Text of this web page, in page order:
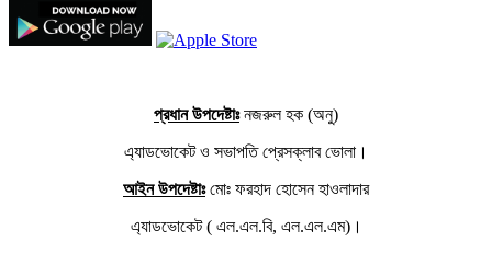
প্রধান উপদেষ্টাঃনজরুল হক (অনু)
এ্যাডভোকেট ও সভাপতি প্রেসক্লাব ভোলা।
আইন উপদেষ্টাঃমোঃ ফরহাদ হোসেন হাওলাদার
এ্যাডভোকেট ( এল.এল.বি, এল.এল.এম)।